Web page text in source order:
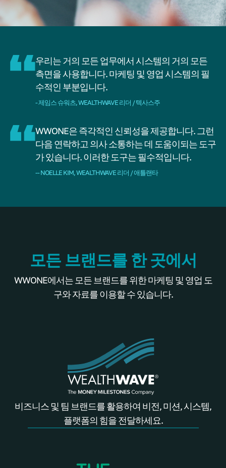
우리는 거의 모든 업무에서 시스템의 거의 모든
측면을 사용합니다. 마케팅 및 영업 시스템의 필
수적인 부분입니다.
- 제임스 슈워츠, WEALTHWAVE 리더 / 텍사스주
WWONE은 즉각적인 신뢰성을 제공합니다. 그런
다음 연락하고 의사 소통하는 데 도움이되는 도구
가 있습니다. 이러한 도구는 필수적입니다.
-- NOELLE KIM, WEALTHWAVE 리더 / 애틀랜타
모든 브랜드를 한 곳에서
WWONE에서는 모든 브랜드를 위한 마케팅 및 영업 도
구와 자료를 이용할 수 있습니다.
비즈니스 및 팀 브랜드를 활용하여 비전, 미션, 시스템,
플랫폼의 힘을 전달하세요.